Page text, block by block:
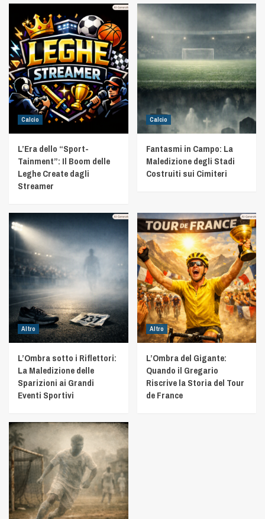
Calcio
L’Era dello “Sport-
Tainment”: Il Boom delle
Leghe Create dagli
Streamer
Calcio
Fantasmi in Campo: La
Maledizione degli Stadi
Costruiti sui Cimiteri
Altro
L’Ombra sotto i Riflettori:
La Maledizione delle
Sparizioni ai Grandi
Eventi Sportivi
Altro
L’Ombra del Gigante:
Quando il Gregario
Riscrive la Storia del Tour
de France